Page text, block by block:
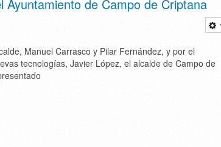
Ayuntamiento de Campo de Criptana
Manuel Carrasco y Pilar Fernández, y por el
tecnologías, Javier López, el alcalde de Campo de